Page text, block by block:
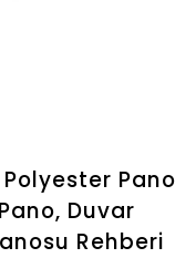
Polyester Pano
Duvar
Rehberi